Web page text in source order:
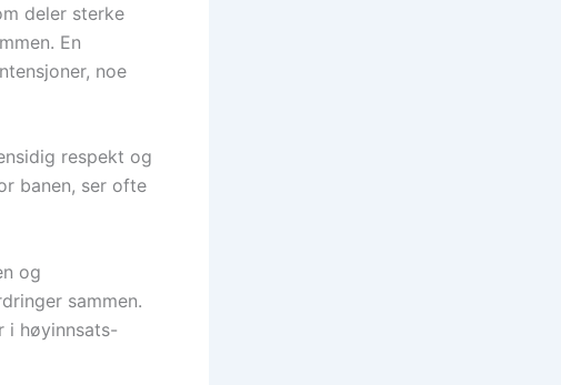
deler sterke
En
noe
respekt og
banen, ser ofte
og
sammen.
i høyinnsats-